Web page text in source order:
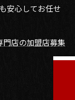
安心してお任せ
門店の加盟店募集